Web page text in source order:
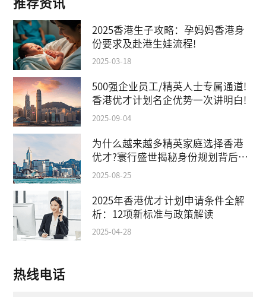
推荐资讯
2025香港生子攻略：孕妈妈香港身
份要求及赴港生娃流程!
2025-03-18
500强企业员工/精英人士专属通道!
香港优才计划名企优势一次讲明白!
2025-09-04
为什么越来越多精英家庭选择香港
优才?寰行盛世揭秘身份规划背后的
教育红利
2025-08-25
2025年香港优才计划申请条件全解
析：12项新标准与政策解读
2025-04-28
热线电话